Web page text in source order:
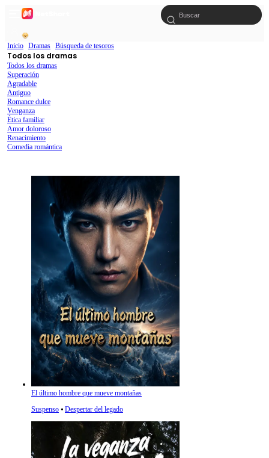
Inicio Dramas Búsqueda de tesoros
Todos los dramas
Todos los dramas
Superación
Agradable
Antiguo
Romance dulce
Venganza
Ética familiar
Amor doloroso
Renacimiento
Comedia romántica
El último hombre que mueve montañas
Suspenso ⦁ Despertar del legado